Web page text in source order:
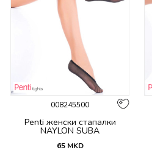
008245500
Penti женски стапалки
NAYLON SUBA
65 MKD